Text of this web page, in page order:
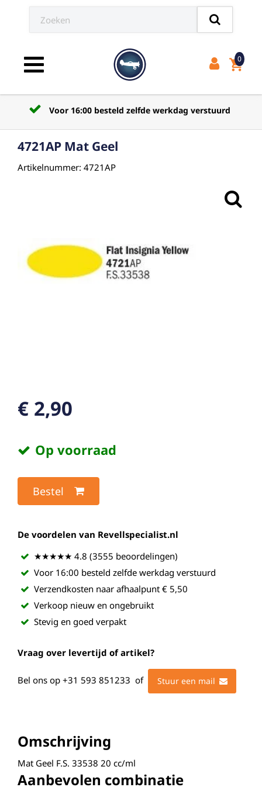
Toggle navigation shopping_cart
0
Voor 16:00 besteld zelfde werkdag verstuurd
4721AP Mat Geel
Artikelnummer: 4721AP
€ 2,90
Op voorraad
Bestel
De voordelen van Revellspecialist.nl
★★★★★ 4.8 (3555 beoordelingen)
Voor 16:00 besteld zelfde werkdag verstuurd
Verzendkosten naar afhaalpunt € 5,50
Verkoop nieuw en ongebruikt
Stevig en goed verpakt
Vraag over levertijd of artikel?
Bel ons op +31 593 851233 of Stuur een mail
Omschrijving
Mat Geel F.S. 33538 20 cc/ml
Aanbevolen combinatie